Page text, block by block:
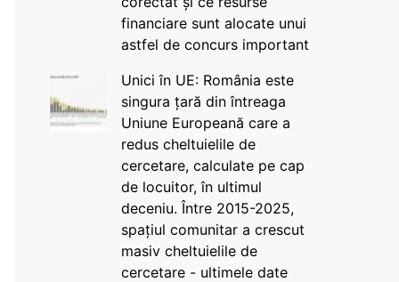
financiare sunt alocate unui
astfel de concurs important
Unici în UE: România este
singura țară din întreaga
Uniune Europeană care a
redus cheltuielile de
cercetare, calculate pe cap
de locuitor, în ultimul
deceniu. Între 2015-2025,
spațiul comunitar a crescut
masiv cheltuielile de
cercetare - ultimele date